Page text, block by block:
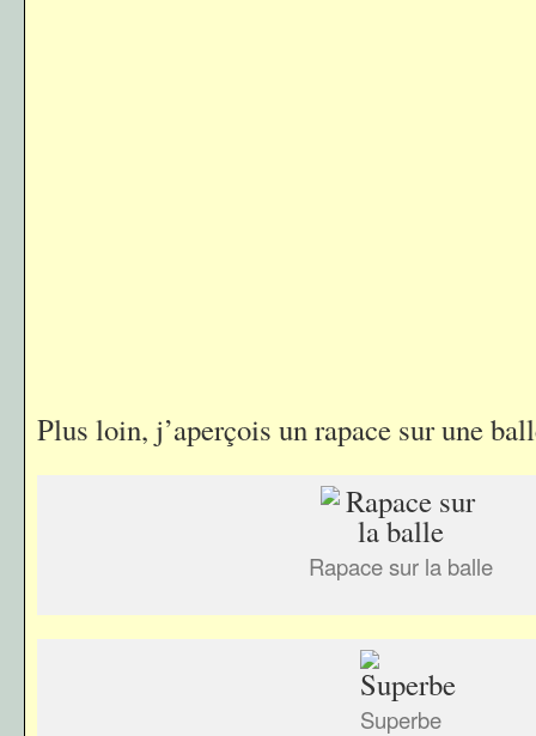
Plus loin, j’aperçois un rapace sur une
Rapace sur la balle
Superbe